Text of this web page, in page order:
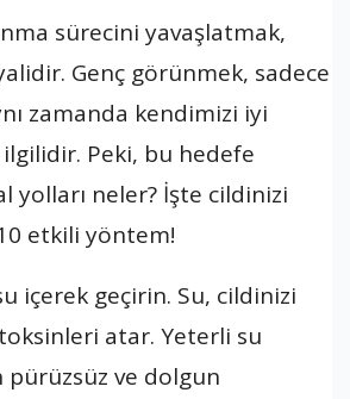
sürecini yavaşlatmak,
Genç görünmek, sadece
zamanda kendimizi iyi
Peki, bu hedefe
yolları neler? İşte cildinizi
etkili yöntem!
içerek geçirin. Su, cildinizi
atar. Yeterli su
pürüzsüz ve dolgun